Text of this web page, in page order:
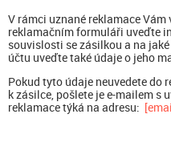
V rámci uznané reklamace
reklamačním formuláři uveďte
souvislosti se zásilkou a na
účtu uveďte také údaje o jeho
Pokud tyto údaje neuvedete do
k zásilce, pošlete je e-mailem s
reklamace týká na adresu: